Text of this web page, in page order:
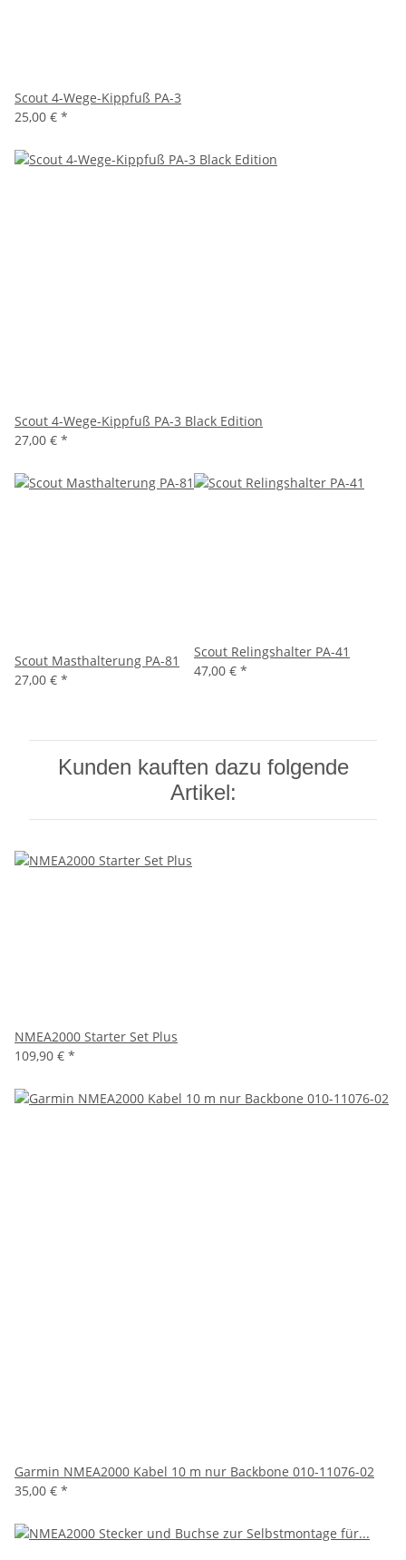
Scout 4-Wege-Kippfuß PA-3
25,00 € *
Scout 4-Wege-Kippfuß PA-3 Black Edition
27,00 € *
Scout Masthalterung PA-81
27,00 € *
Scout Relingshalter PA-41
47,00 € *
Kunden kauften dazu folgende
Artikel:
NMEA2000 Starter Set Plus
109,90 € *
Garmin NMEA2000 Kabel 10 m nur Backbone 010-11076-02
35,00 € *